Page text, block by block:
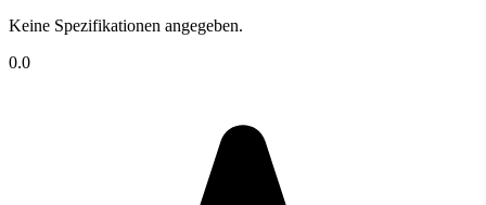
Keine Spezifikationen angegeben.
0.0